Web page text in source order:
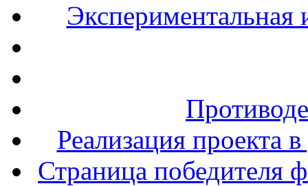
Экспериментальная
Реализация проекта
Страница победителя